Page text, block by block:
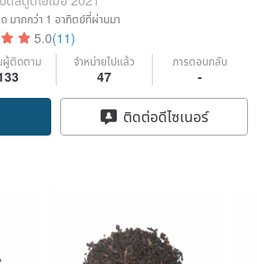
มากกว่า 1 อาทิตย์ที่ผ่านมา
5.0(11)
ผู้ติดตาม จำหน่ายไปแล้ว
47
การตอบกลับ
-
ติดต่อดีไซเนอร์